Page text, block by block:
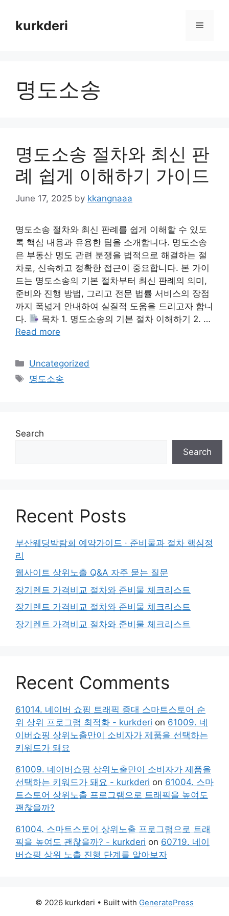
contentkurkderi Menu
명도소송
명도소송 절차와 최신 판
례 쉽게 이해하기 가이드
June 17, 2025 by kkangnaaa
명도소송 절차와 최신 판례를 쉽게 이해할 수 있도
록 핵심 내용과 유용한 팁을 소개합니다. 명도소송
은 부동산 명도 관련 분쟁을 법적으로 해결하는 절
차로, 신속하고 정확한 접근이 중요합니다. 본 가이
드는 명도소송의 기본 절차부터 최신 판례의 의미,
준비와 진행 방법, 그리고 전문 법률 서비스의 장점
까지 폭넓게 안내하여 실질적 도움을 드리고자 합니
다.
목차 1. 명도소송의 기본 절차 이해하기 2. …
Read more
Categories
Uncategorized
Tags
명도소송
Search
Search
Recent Posts
부산웨딩박람회 예약가이드 · 준비물과 절차 핵심정
리
웹사이트 상위노출 Q&A 자주 묻는 질문
장기렌트 가격비교 절차와 준비물 체크리스트
장기렌트 가격비교 절차와 준비물 체크리스트
장기렌트 가격비교 절차와 준비물 체크리스트
Recent Comments
61014. 네이버 쇼핑 트래픽 증대 스마트스토어 순
위 상위 프로그램 최적화 - kurkderi on 61009. 네
이버쇼핑 상위노출만이 소비자가 제품을 선택하는
키워드가 돼요
61009. 네이버쇼핑 상위노출만이 소비자가 제품을
선택하는 키워드가 돼요 - kurkderi on 61004. 스마
트스토어 상위노출 프로그램으로 트래픽을 높여도
괜찮을까?
61004. 스마트스토어 상위노출 프로그램으로 트래
픽을 높여도 괜찮을까? - kurkderi on 60719. 네이
버쇼핑 상위 노출 진행 단계를 알아보자
© 2026 kurkderi • Built with GeneratePress